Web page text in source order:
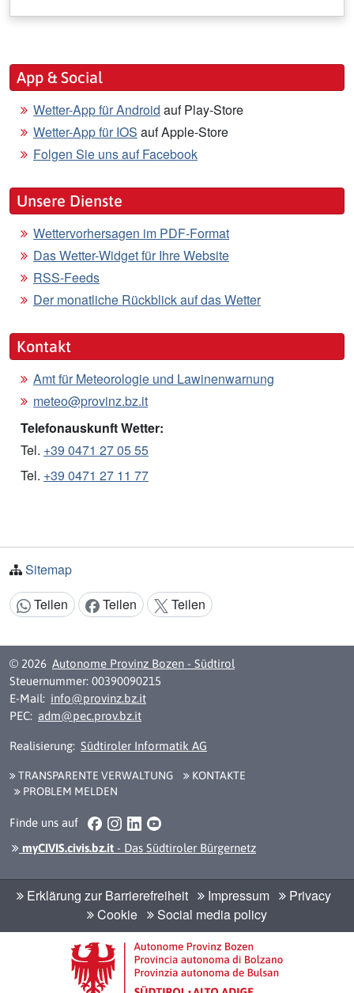
App & Social
Wetter-App für Android auf Play-Store
Wetter-App für IOS auf Apple-Store
Folgen Sie uns auf Facebook
Unsere Dienste
Wettervorhersagen im PDF-Format
Das Wetter-Widget für Ihre Website
RSS-Feeds
Der monatliche Rückblick auf das Wetter
Kontakt
Amt für Meteorologie und Lawinenwarnung
meteo@provinz.bz.it
Telefonauskunft Wetter:
Tel. +39 0471 27 05 55
Tel. +39 0471 27 11 77
Sitemap
Inhalt teilen:
Teilen Teilen Teilen
© 2026 Autonome Provinz Bozen - Südtirol
Steuernummer: 00390090215
E-Mail: info@provinz.bz.it
PEC: adm@pec.prov.bz.it
Realisierung: Südtiroler Informatik AG
TRANSPARENTE VERWALTUNG
KONTAKTE
PROBLEM MELDEN
Finde uns auf Facebook
Instagram
LinkedInYouTube
myCIVIS.civis.bz.it - Das Südtiroler Bürgernetz
Erklärung zur Barrierefreiheit Impressum
Privacy
Cookie
Social media policy